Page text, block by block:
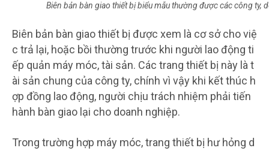
Biên bản bàn giao thiết bị biểu mẫu thường được các công ty,
Biên bản bàn giao thiết bị được xem là cơ sở cho việ
c trả lại, hoặc bồi thường trước khi người lao động ti
ếp quản máy móc, tài sản. Các trang thiết bị này là t
ài sản chung của công ty, chính vì vậy khi kết thúc h
ợp đồng lao động, người chịu trách nhiệm phải tiến
hành bàn giao lại cho doanh nghiệp.
Trong trường hợp máy móc, trang thiết bị hư hỏng d